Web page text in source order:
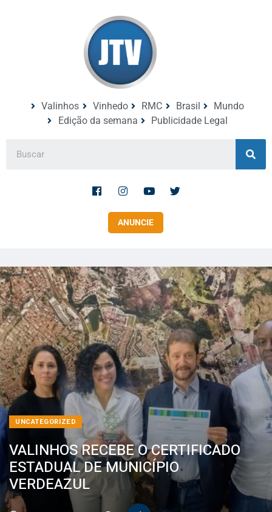
Valinhos Vinhedo RMC Brasil
Mundo
Edição da semana
Publicidade Legal
ANUNCIE
UNCATEGORIZED
VALINHOS RECEBE O CERTIFICADO
ESTADUAL DE MUNICÍPIO
VERDEAZUL